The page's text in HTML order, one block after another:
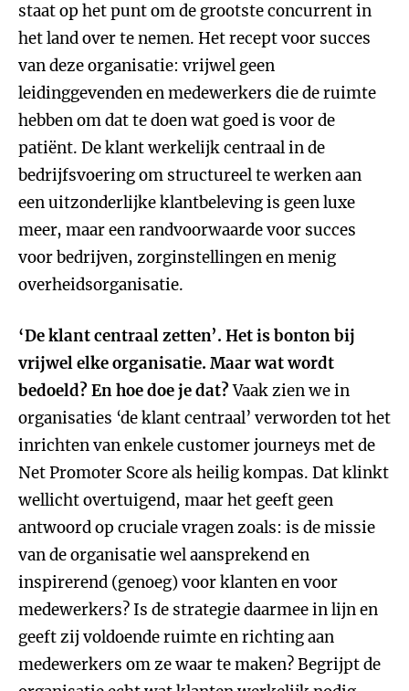
staat op het punt om de grootste concurrent in
het land over te nemen. Het recept voor succes
van deze organisatie: vrijwel geen
leidinggevenden en medewerkers die de ruimte
hebben om dat te doen wat goed is voor de
patiënt. De klant werkelijk centraal in de
bedrijfsvoering om structureel te werken aan
een uitzonderlijke klantbeleving is geen luxe
meer, maar een randvoorwaarde voor succes
voor bedrijven, zorginstellingen en menig
overheidsorganisatie.
‘De klant centraal zetten’. Het is bonton bij
vrijwel elke organisatie. Maar wat wordt
bedoeld? En hoe doe je dat?Vaak zien we in
organisaties ‘de klant centraal’ verworden tot het
inrichten van enkele customer journeys met de
Net Promoter Score als heilig kompas. Dat klinkt
wellicht overtuigend, maar het geeft geen
antwoord op cruciale vragen zoals: is de missie
van de organisatie wel aansprekend en
inspirerend (genoeg) voor klanten en voor
medewerkers? Is de strategie daarmee in lijn en
geeft zij voldoende ruimte en richting aan
medewerkers om ze waar te maken? Begrijpt de